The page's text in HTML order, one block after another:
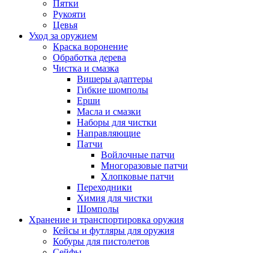
Пятки
Рукояти
Цевья
Уход за оружием
Краска воронение
Обработка дерева
Чистка и смазка
Вишеры адаптеры
Гибкие шомполы
Ерши
Масла и смазки
Наборы для чистки
Направляющие
Патчи
Войлочные патчи
Многоразовые патчи
Хлопковые патчи
Переходники
Химия для чистки
Шомполы
Хранение и транспортировка оружия
Кейсы и футляры для оружия
Кобуры для пистолетов